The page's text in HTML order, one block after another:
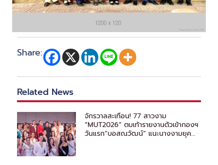
Share:
Related News
จักรวาลสะเทือน! 77 สาวงาม
“MUT2026” ตบเท้ารายงานตัวเข้ากองฯ
วันแรก“บอสณวัฒน์” แนะนางงามยุค